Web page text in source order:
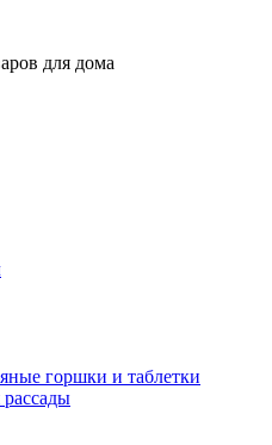
для дома
горшки и таблетки